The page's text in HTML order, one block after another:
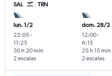
SAL TRN
lun. 1/2
22:05-
11:25
2 escalas
30 h 20 min
dom. 28/2
12:00-
6:15
2 escalas
25 h 15 min